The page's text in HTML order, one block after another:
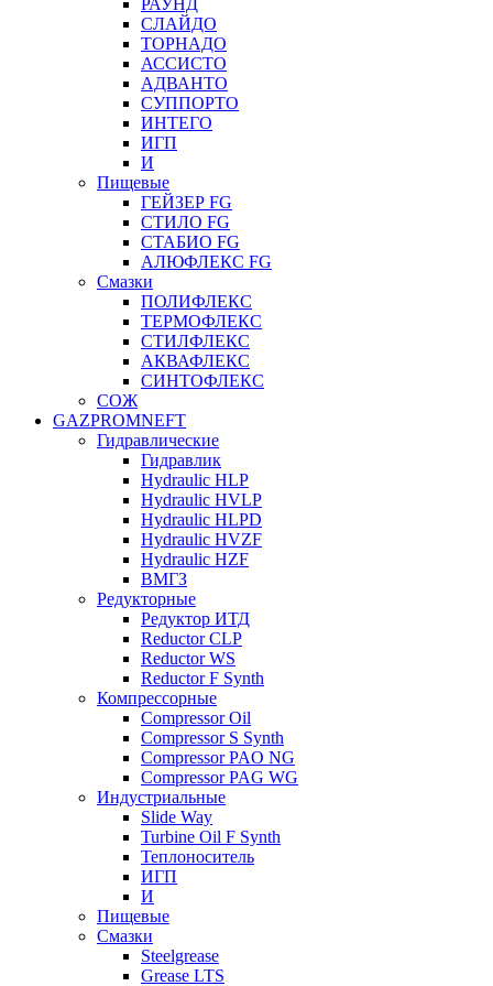
РАУНД
СЛАЙДО
ТОРНАДО
АССИСТО
АДВАНТО
СУППОРТО
ИНТЕГО
ИГП
И
Пищевые
ГЕЙЗЕР FG
СТИЛО FG
СТАБИО FG
АЛЮФЛЕКС FG
Смазки
ПОЛИФЛЕКС
ТЕРМОФЛЕКС
СТИЛФЛЕКС
АКВАФЛЕКС
СИНТОФЛЕКС
СОЖ
GAZPROMNEFT
Гидравлические
Гидравлик
Hydraulic HLP
Hydraulic HVLP
Hydraulic HLPD
Hydraulic HVZF
Hydraulic HZF
ВМГЗ
Редукторные
Редуктор ИТД
Reductor CLP
Reductor WS
Reductor F Synth
Компрессорные
Compressor Oil
Compressor S Synth
Compressor PAO NG
Compressor PAG WG
Индустриальные
Slide Way
Turbine Oil F Synth
Теплоноситель
ИГП
И
Пищевые
Смазки
Steelgrease
Grease LTS